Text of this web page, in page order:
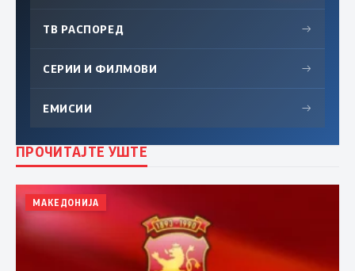
ТВ РАСПОРЕД →
СЕРИИ И ФИЛМОВИ →
ЕМИСИИ →
ПРОЧИТАЈТЕ УШТЕ
МАКЕДОНИЈА